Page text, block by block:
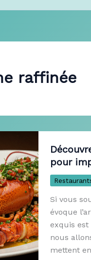
raffinée
pour
Si vous
évoque
exquis est
nous
mettent